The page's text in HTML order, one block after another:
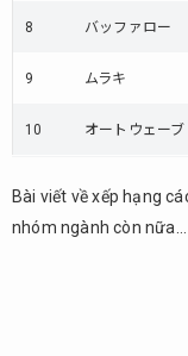
8 バッファロー
9 ムラキ
10 オートウェーブ
Bài viết về xếp hạng
nhóm ngành còn nữa…